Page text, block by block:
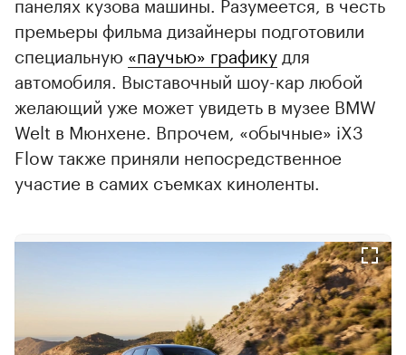
премьеры фильма дизайнеры подготовили
специальную «паучью» графику для
автомобиля. Выставочный шоу-кар любой
желающий уже может увидеть в музее BMW
Welt в Мюнхене. Впрочем, «обычные» iX3
Flow также приняли непосредственное
участие в самих съемках киноленты.